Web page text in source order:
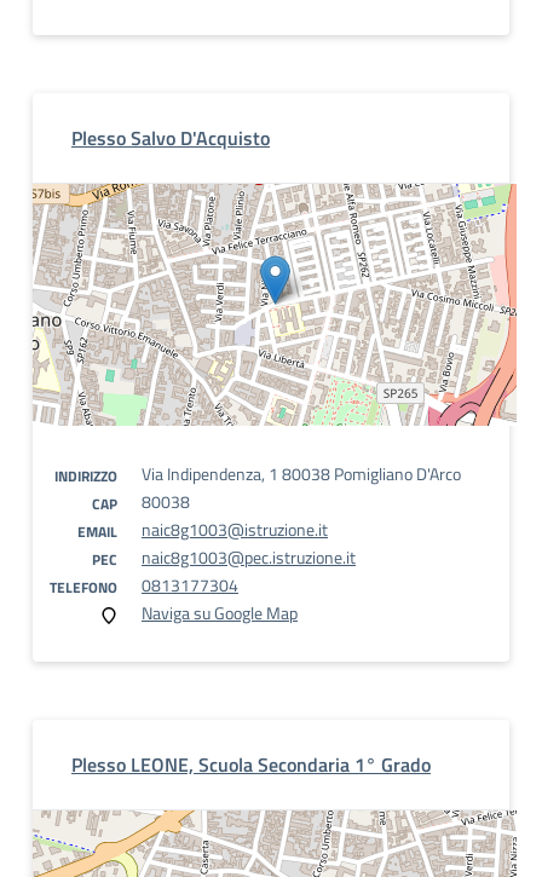
Plesso Salvo D'Acquisto
INDIRIZZO Via Indipendenza, 1 80038 Pomigliano D'Arco
CAP 80038
EMAIL naic8g1003@istruzione.it
PEC naic8g1003@pec.istruzione.it
TELEFONO
0813177304
Naviga su Google Map
Plesso LEONE, Scuola Secondaria 1° Grado